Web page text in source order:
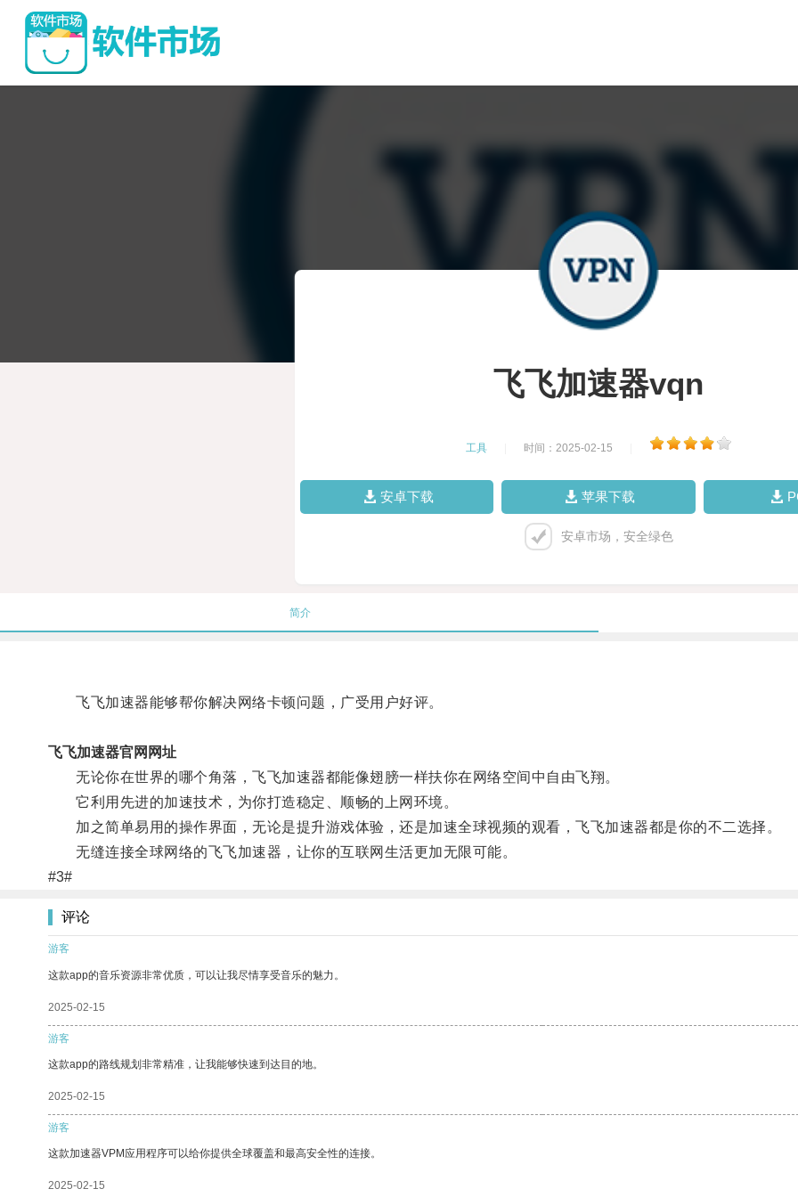
飞飞加速器vqn
工具 时间：2025-02-15
安卓下载 苹果下载
安卓市场，安全绿色
简介
飞飞加速器能够帮你解决网络卡顿问题，广受用户好评。
飞飞加速器官网网址
无论你在世界的哪个角落，飞飞加速器都能像翅膀一样扶你在网络空间中自由飞翔。
它利用先进的加速技术，为你打造稳定、顺畅的上网环境。
加之简单易用的操作界面，无论是提升游戏体验，还是加速全球视频的观看，飞飞加速器都是你的不二选择。
无缝连接全球网络的飞飞加速器，让你的互联网生活更加无限可能。
#3#
评论
游客
这款app的音乐资源非常优质，可以让我尽情享受音乐的魅力。
2025-02-15
游客
这款app的路线规划非常精准，让我能够快速到达目的地。
2025-02-15
游客
这款加速器VPM应用程序可以给你提供全球覆盖和最高安全性的连接。
2025-02-15